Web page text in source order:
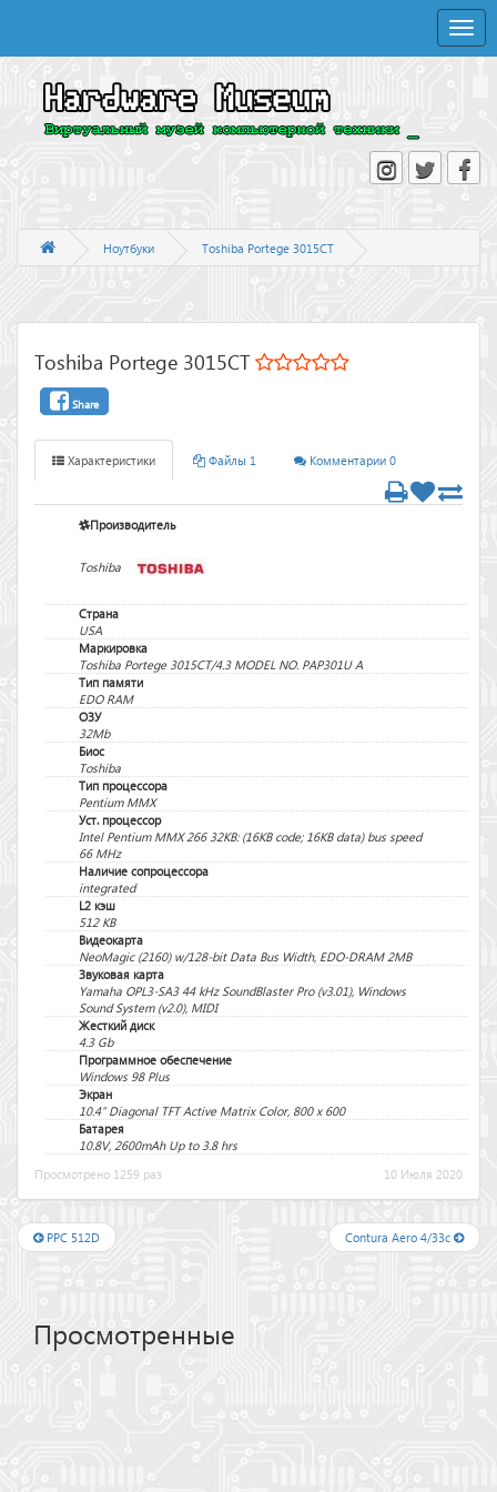
Toggle
Ноутбуки Toshiba Portege 3015CT
Toshiba Portege 3015CT
Share
Характеристики Файлы 1 Комментарии 0
Производитель
Toshiba
Страна
USA
Маркировка
Toshiba Portege 3015CT/4.3 MODEL NO. PAP301U A
Тип памяти
EDO RAM
ОЗУ
32Mb
Биос
Toshiba
Тип процессора
Pentium MMX
Уст. процессор
Intel Pentium MMX 266 32KB: (16KB code; 16KB data) bus speed
66 MHz
Наличие сопроцессора
integrated
L2 кэш
512 KB
Видеокарта
NeoMagic (2160) w/128-bit Data Bus Width, EDO-DRAM 2MB
Звуковая карта
Yamaha OPL3-SA3 44 kHz SoundBlaster Pro (v3.01), Windows
Sound System (v2.0), MIDI
Жесткий диск
4.3 Gb
Программное обеспечение
Windows 98 Plus
Экран
10.4” Diagonal TFT Active Matrix Color, 800 x 600
Батарея
10.8V, 2600mAh Up to 3.8 hrs
Просмотрено 1259 раз
10 Июля 2020
PPC 512D Contura Aero 4/33c
Просмотренные